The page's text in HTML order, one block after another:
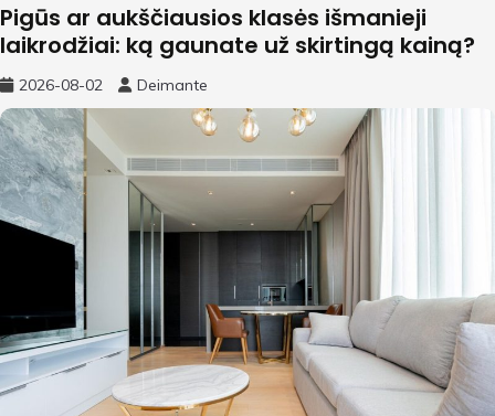
Pigūs ar aukščiausios klasės išmanieji
laikrodžiai: ką gaunate už skirtingą kainą?
2026-08-02 Deimante